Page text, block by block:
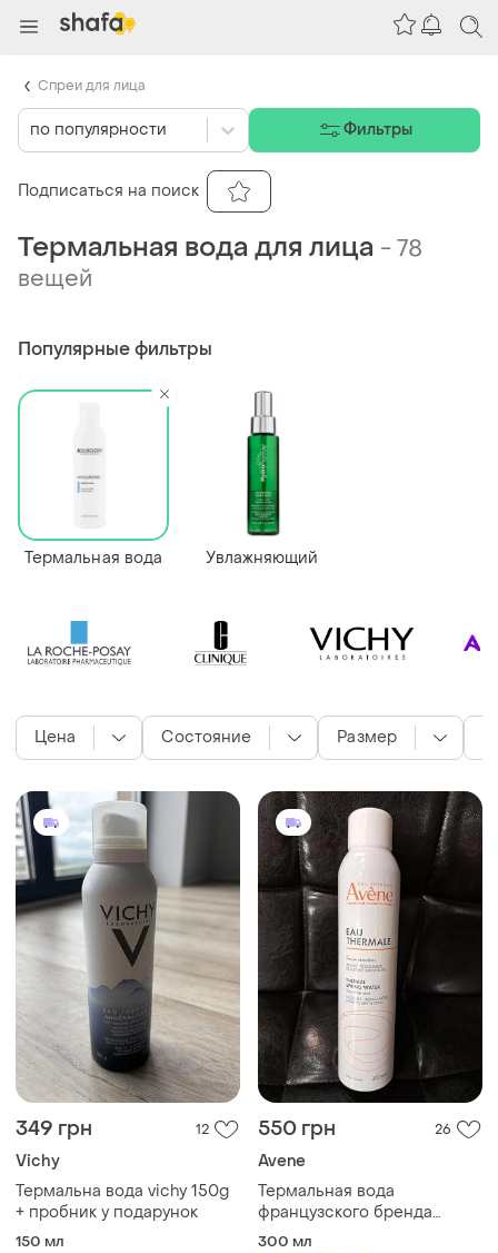
Термальная вода для лица -78
вещей
349 грн 12
Vichy
Термальна вода vichy 150g
+ пробник у подарунок
150 мл
550 грн 26
Avene
Термальная вода
французского бренда
avene.
300 мл
Популярные фильтры
Термальная вода Увлажняющий
Цена Состояние Размер
по популярности Фильтры
Подписаться на поиск
Спреи для лица